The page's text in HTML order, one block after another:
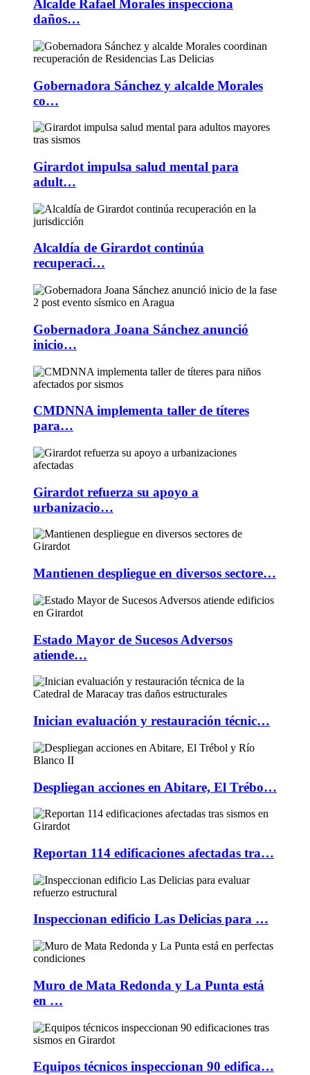
Alcalde Rafael Morales inspecciona
daños…
Gobernadora Sánchez y alcalde Morales
co…
Girardot impulsa salud mental para
adult…
Alcaldía de Girardot continúa
recuperaci…
Gobernadora Joana Sánchez anunció
inicio…
CMDNNA implementa taller de títeres
para…
Girardot refuerza su apoyo a
urbanizacio…
Mantienen despliegue en diversos sectore…
Estado Mayor de Sucesos Adversos
atiende…
Inician evaluación y restauración técnic…
Despliegan acciones en Abitare, El Trébo…
Reportan 114 edificaciones afectadas tra…
Inspeccionan edificio Las Delicias para …
Muro de Mata Redonda y La Punta está
en …
Equipos técnicos inspeccionan 90 edifica…